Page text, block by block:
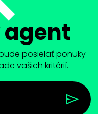
agent
posielať ponuky
vašich kritérií.